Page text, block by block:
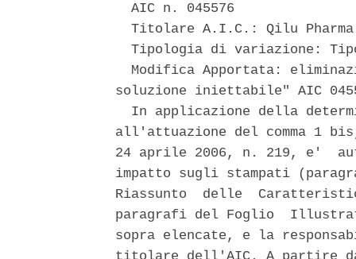
  AIC n. 045576
Titolare A.I.C.: Qilu
Tipologia di variazione:
Modifica Apportata:
soluzione iniettabile" AIC
In applicazione della
all'attuazione del comma 1
24 aprile 2006, n. 219, e'
impatto sugli stampati
Riassunto  delle
paragrafi del Foglio
sopra elencate, e la